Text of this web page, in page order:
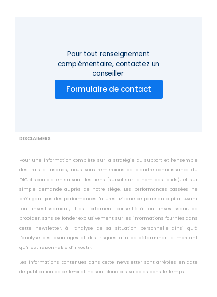
Pour tout renseignement
complémentaire, contactez un
conseiller.
Formulaire de contact
DISCLAIMERS
Pour une information complète sur la stratégie du support et l’ensemble
des frais et risques, nous vous remercions de prendre connaissance du
DIC disponible en suivant les liens (survol sur le nom des fonds), et sur
simple demande auprès de notre siège. Les performances passées ne
préjugent pas des performances futures. Risque de perte en capital. Avant
tout investissement, il est fortement conseillé à tout investisseur, de
procéder, sans se fonder exclusivement sur les informations fournies dans
cette newsletter, à l’analyse de sa situation personnelle ainsi qu’à
l’analyse des avantages et des risques afin de déterminer le montant
qu’il est raisonnable d’investir.
Les informations contenues dans cette newsletter sont arrêtées en date
de publication de celle-ci et ne sont donc pas valables dans le temps.